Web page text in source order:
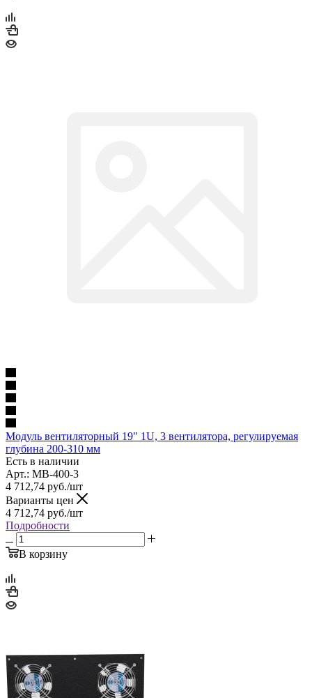
Модуль вентиляторный 19" 1U, 3 вентилятора, регулируемая
глубина 200-310 мм
Есть в наличии
Арт.: МВ-400-3
4 712,74 руб./шт
Варианты цен
4 712,74 руб./шт
Подробности
В корзину